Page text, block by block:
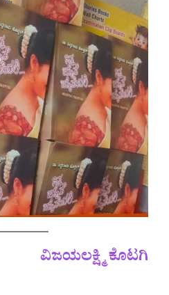
ವಿಜಯಲಕ್ಷ್ಮಿ ಕೊಟಗಿ